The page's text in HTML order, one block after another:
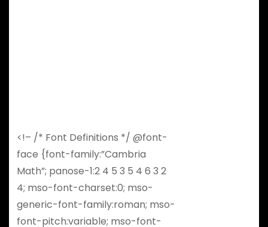
<!– /* Font Definitions */ @font-
face {font-family:”Cambria
Math”; panose-1:2 4 5 3 5 4 6 3 2
4; mso-font-charset:0; mso-
generic-font-family:roman; mso-
font-pitch:variable; mso-font-